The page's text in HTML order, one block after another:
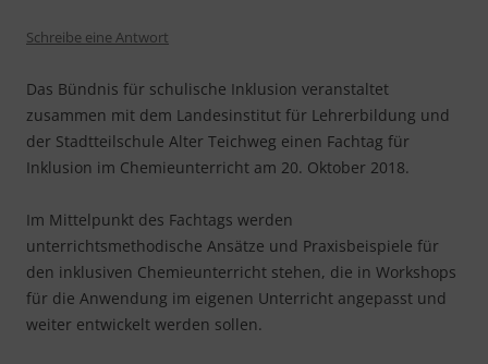
Schreibe eine Antwort
Das Bündnis für schulische Inklusion veranstaltet
zusammen mit dem Landesinstitut für Lehrerbildung und
der Stadtteilschule Alter Teichweg einen Fachtag für
Inklusion im Chemieunterricht am 20. Oktober 2018.
Im Mittelpunkt des Fachtags werden
unterrichtsmethodische Ansätze und Praxisbeispiele für
den inklusiven Chemieunterricht stehen, die in Workshops
für die Anwendung im eigenen Unterricht angepasst und
weiter entwickelt werden sollen.